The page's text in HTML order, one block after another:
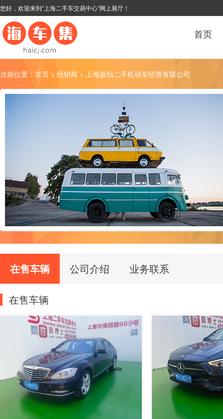
您好，欢迎来到“上海二手车交易中心”网上展厅！
首页
当前位置： 首页 > 经销商 > 上海嘉怡二手机动车经营有限公司
在售车辆 公司介绍 业务联系
在售车辆